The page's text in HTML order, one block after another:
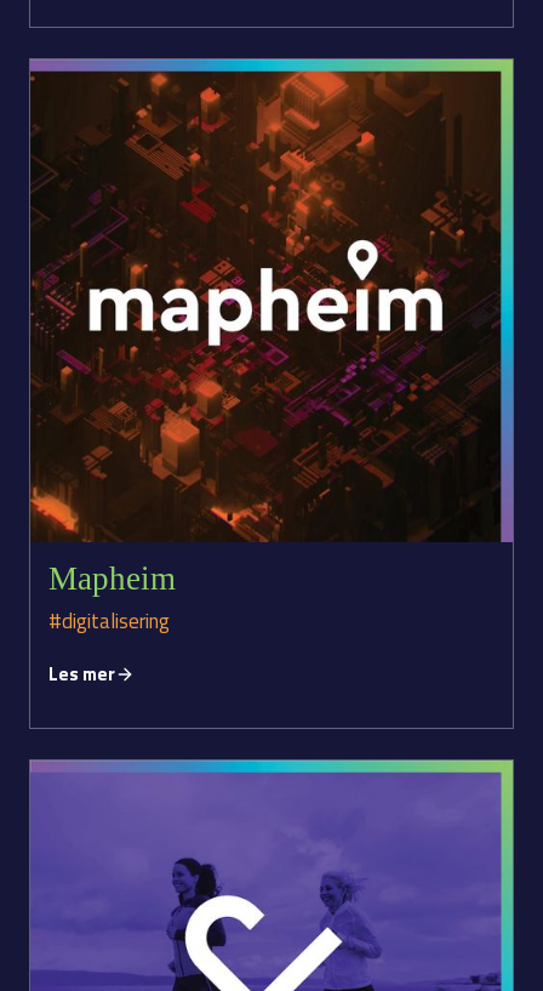
Mapheim
#digitalisering
Les mer